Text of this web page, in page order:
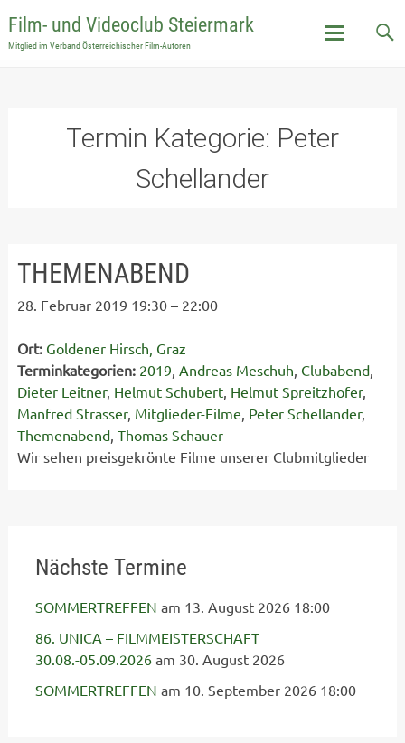
Film- und Videoclub Steiermark
Mitglied im Verband Österreichischer Film-Autoren
Termin Kategorie: Peter
Schellander
THEMENABEND
28. Februar 2019 19:30– 22:00
Ort: Goldener Hirsch, Graz
Terminkategorien: 2019, Andreas Meschuh, Clubabend,
Dieter Leitner, Helmut Schubert, Helmut Spreitzhofer,
Manfred Strasser, Mitglieder-Filme, Peter Schellander,
Themenabend, Thomas Schauer
Wir sehen preisgekrönte Filme unserer Clubmitglieder
Nächste Termine
SOMMERTREFFEN am 13. August 2026 18:00
86. UNICA – FILMMEISTERSCHAFT
30.08.-05.09.2026am 30. August 2026
SOMMERTREFFEN am 10. September 2026 18:00